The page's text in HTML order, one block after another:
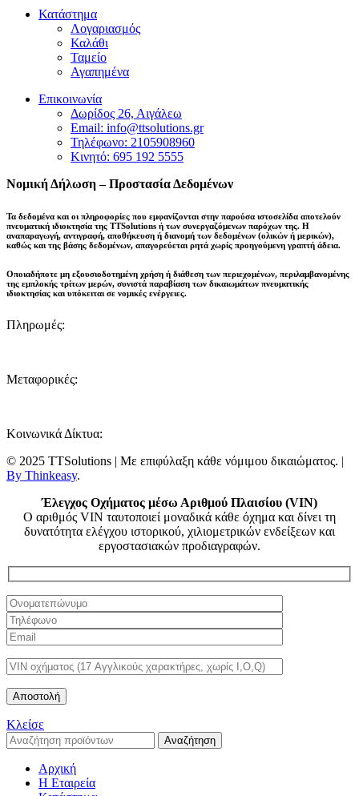
Κατάστημα
Λογαριασμός
Καλάθι
Ταμείο
Αγαπημένα
Επικοινωνία
Δωρίδος 26, Αιγάλεω
Email: info@ttsolutions.gr
Τηλέφωνο: 2105908960
Κινητό: 695 192 5555
Νομική Δήλωση – Προστασία Δεδομένων
Τα δεδομένα και οι πληροφορίες που εμφανίζονται στην παρούσα ιστοσελίδα αποτελούν
πνευματική ιδιοκτησία της TTSolutions ή των συνεργαζόμενων παρόχων της. Η
αναπαραγωγή, αντιγραφή, αποθήκευση ή διανομή των δεδομένων (ολικών ή μερικών),
καθώς και της βάσης δεδομένων, απαγορεύεται ρητά χωρίς προηγούμενη γραπτή άδεια.
Οποιαδήποτε μη εξουσιοδοτημένη χρήση ή διάθεση των περιεχομένων, περιλαμβανομένης
της εμπλοκής τρίτων μερών, συνιστά παραβίαση των δικαιωμάτων πνευματικής
ιδιοκτησίας καιυπόκειται σε νομικές ενέργειες.
Πληρωμές:
Μεταφορικές:
Κοινωνικά Δίκτυα:
© 2025 TTSolutions | Με επιφύλαξη κάθε νόμιμου δικαιώματος. |
By Thinkeasy.
Έλεγχος Οχήματος μέσω Αριθμού Πλαισίου (VIN)
Ο αριθμός VIN ταυτοποιεί μοναδικά κάθε όχημα και δίνει τη
δυνατότητα ελέγχου ιστορικού, χιλιομετρικών ενδείξεων και
εργοστασιακών προδιαγραφών.
Κλείσε
Αναζήτηση
Αρχική
Η Εταιρεία